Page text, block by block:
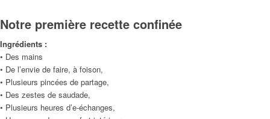
Notre première recette confinée
Ingrédients :
• Des mains
• De l’envie de faire, à foison,
• Plusieurs pincées de partage,
• Des zestes de saudade,
• Plusieurs heures d’e-échanges,